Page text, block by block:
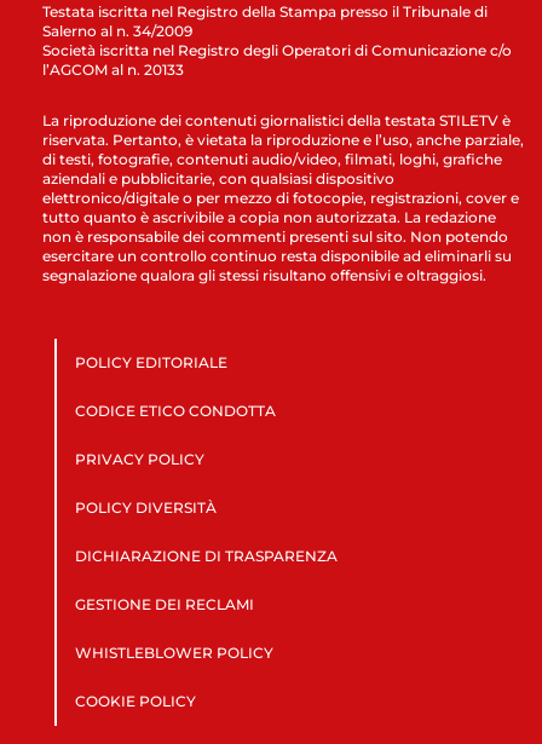
Testata iscritta nel Registro della Stampa presso il Tribunale di
Salerno al n. 34/2009
Società iscritta nel Registro degli Operatori di Comunicazione c/o
l’AGCOM al n. 20133
La riproduzione dei contenuti giornalistici della testata STILETV è
riservata. Pertanto, è vietata la riproduzione e l’uso, anche parziale,
di testi, fotografie, contenuti audio/video, filmati, loghi, grafiche
aziendali e pubblicitarie, con qualsiasi dispositivo
elettronico/digitale o per mezzo di fotocopie, registrazioni, cover e
tutto quanto è ascrivibile a copia non autorizzata. La redazione
non è responsabile dei commenti presenti sul sito. Non potendo
esercitare un controllo continuo resta disponibile ad eliminarli su
segnalazione qualora gli stessi risultano offensivi e oltraggiosi.
POLICY EDITORIALE
CODICE ETICO CONDOTTA
PRIVACY POLICY
POLICY DIVERSITÀ
DICHIARAZIONE DI TRASPARENZA
GESTIONE DEI RECLAMI
WHISTLEBLOWER POLICY
COOKIE POLICY